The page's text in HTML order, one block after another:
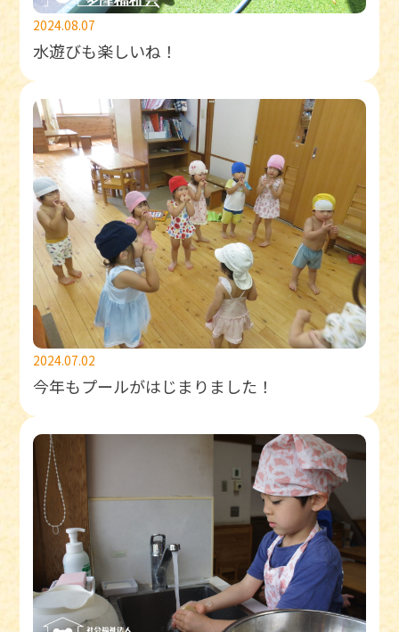
2024.08.07
水遊びも楽しいね！
2024.07.02
今年もプールがはじまりました！